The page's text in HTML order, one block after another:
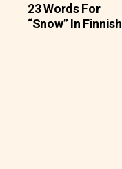
23 Words For
“Snow” In Finnish